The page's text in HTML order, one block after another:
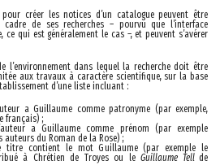
créer les notices d’un catalogue peuvent être
de ses recherches – pourvu que l’interface
qui est généralement le cas –, et peuvent s’avérer
l’environnement dans lequel la recherche doit être
aux travaux à caractère scientifique, sur la base
d’une liste incluant :
a Guillaume comme patronyme (par exemple,
français) ;
a Guillaume comme prénom (par exemple
auteurs du Roman de la Rose) ;
titre contient le mot Guillaume (par exemple le
à Chrétien de Troyes ou leGuillaume Tellde